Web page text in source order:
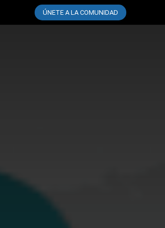
ÚNETE A LA COMUNIDAD